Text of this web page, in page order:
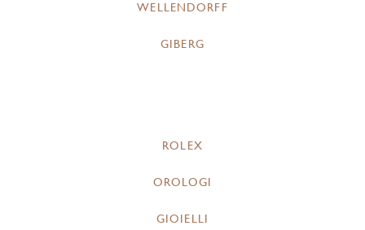
WELLENDORFF
GIBERG
ROLEX
OROLOGI
GIOIELLI